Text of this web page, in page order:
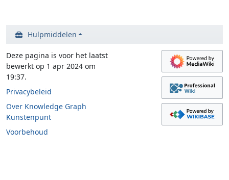
Hulpmiddelen
Deze pagina is voor het laatst
bewerkt op 1 apr 2024 om
19:37.
Privacybeleid
Over Knowledge Graph
Kunstenpunt
Voorbehoud